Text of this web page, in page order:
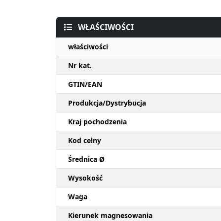
WŁAŚCIWOŚCI
właściwości
Nr kat.
GTIN/EAN
Produkcja/Dystrybucja
Kraj pochodzenia
Kod celny
Średnica Ø
Wysokość
Waga
Kierunek magnesowania